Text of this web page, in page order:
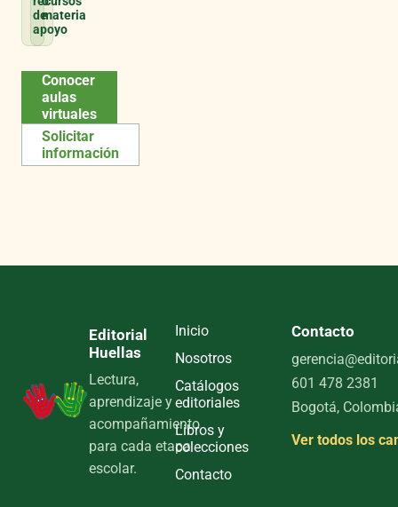
de
apoyo
materia
Conocer
aulas
virtuales
Solicitar
información
Editorial
Huellas
Lectura,
aprendizaje y
acompañamiento
para cada etapa
escolar.
Inicio
Nosotros
Catálogos
editoriales
Libros y
colecciones
Contacto
Contacto
601 478 2381
Bogotá,
Ver todos los